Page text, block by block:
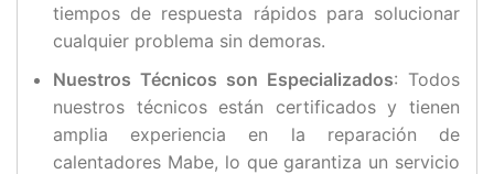
tiempos de respuesta rápidos para solucionar
cualquier problema sin demoras.
Nuestros Técnicos son Especializados: Todos
nuestros técnicos están certificados y tienen
amplia experiencia en la reparación de
calentadores Mabe, lo que garantiza un servicio